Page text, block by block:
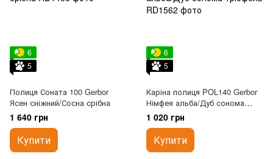
6
5
Полиця Соната 100 Gerbor
Ясен сніжний/Сосна срібна
1 640 грн
Купити
6
5
Каріна полиця POL140 Gerbor
Німфея альба/Дуб сонома
трюфель
1 020 грн
Купити